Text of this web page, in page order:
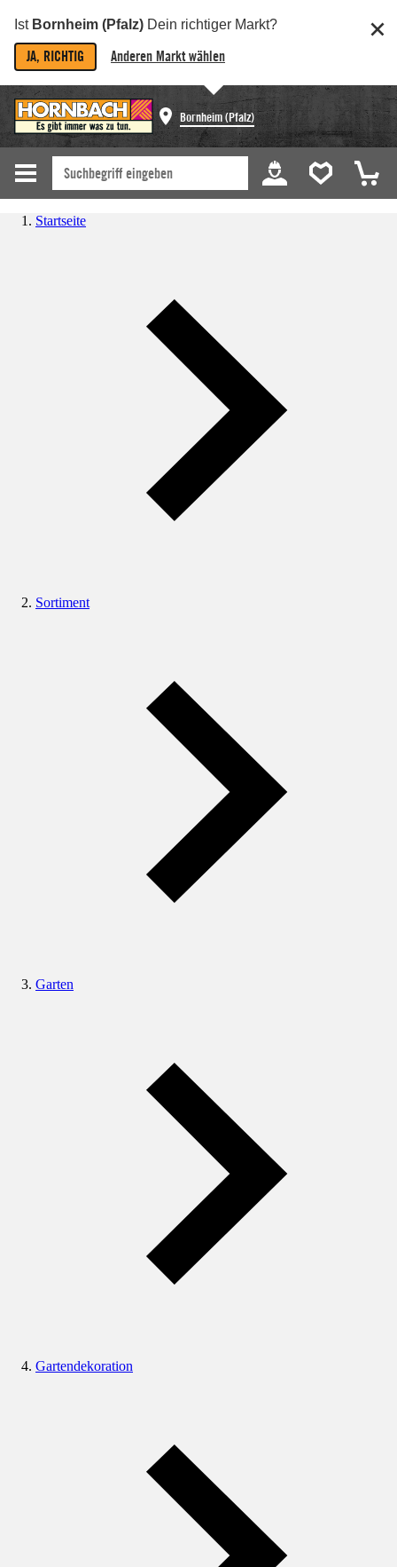
Ist Bornheim (Pfalz) Dein richtiger Markt?
JA, RICHTIG Anderen Markt wählen
Bornheim (Pfalz)
Startseite
Sortiment
Garten
Gartendekoration